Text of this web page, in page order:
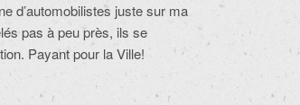
d’automobilistes juste sur ma
pas à peu près, ils se
Payant pour la Ville!